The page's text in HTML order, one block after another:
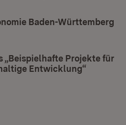
Baden-Württemberg
„Beispielhafte Projekte für
Entwicklung“